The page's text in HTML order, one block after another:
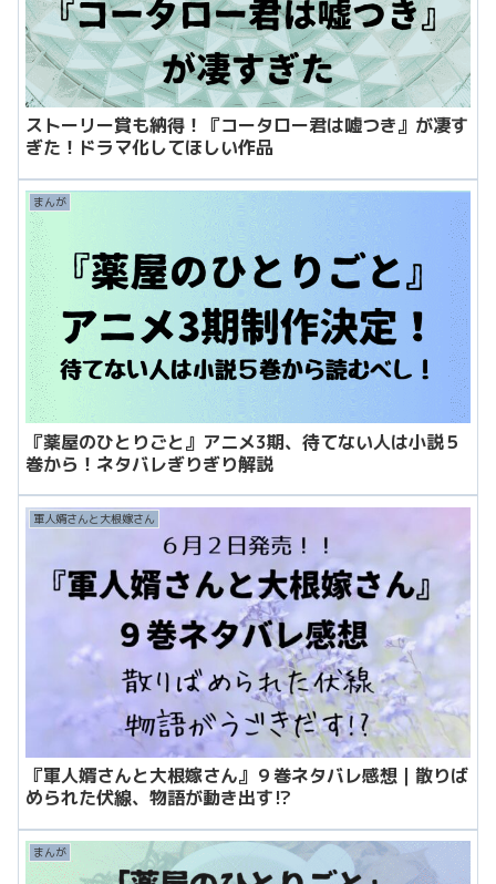
ストーリー賞も納得！『コータロー君は嘘つき』が凄す
ぎた！ドラマ化してほしい作品
まんが
『薬屋のひとりごと』アニメ3期、待てない人は小説５
巻から！ネタバレぎりぎり解説
軍人婿さんと大根嫁さん
『軍人婿さんと大根嫁さん』９巻ネタバレ感想｜散りば
められた伏線、物語が動き出す⁉
まんが